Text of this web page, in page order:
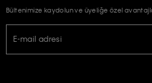
Bültenimize kaydolun ve üyeliğe özel
E-mail adresi